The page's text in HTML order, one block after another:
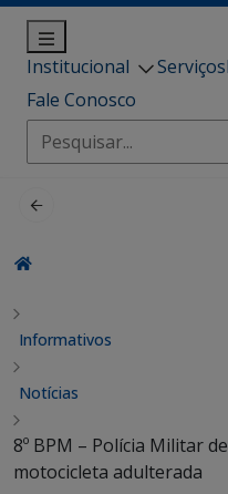
Institucional Serviços
Fale Conosco
Pesquisar
por:
Informativos
Notícias
8º BPM – Polícia Militar
motocicleta adulterada